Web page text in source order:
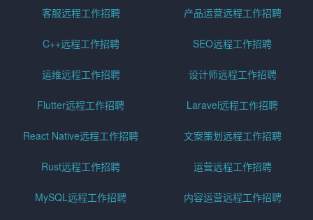
客服远程工作招聘 产品运营远程工作招聘
C++远程工作招聘 SEO远程工作招聘
运维远程工作招聘 设计师远程工作招聘
Flutter远程工作招聘 Laravel远程工作招聘
React Native远程工作招聘 文案策划远程工作招聘
Rust远程工作招聘 运营远程工作招聘
MySQL远程工作招聘 内容运营远程工作招聘